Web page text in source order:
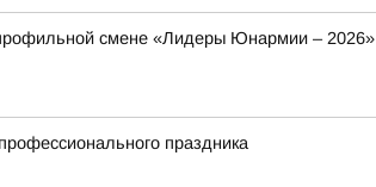
профильной смене «Лидеры Юнармии – 2026»
праздника